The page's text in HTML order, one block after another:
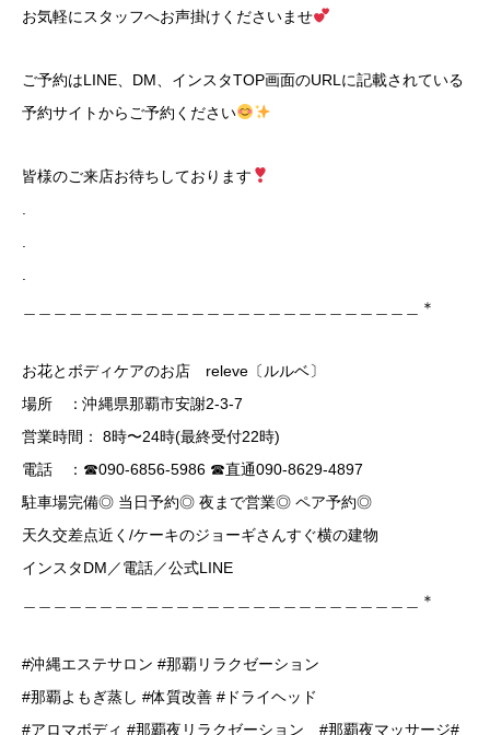
お気軽にスタッフへお声掛けくださいませ
ご予約はLINE、DM、インスタTOP画面のURLに記載されている
予約サイトからご予約ください
皆様のご来店お待ちしております
＿＿＿＿＿＿＿＿＿＿＿＿＿＿＿＿＿＿＿＿＿＿＿＿＿＿＊
お花とボディケアのお店 releve〔ルルベ〕
場所 ：沖縄県那覇市安謝2-3-7
営業時間： 8時〜24時(最終受付22時)
電話 ：☎︎090-6856-5986 ☎︎直通090-8629-4897
駐車場完備◎ 当日予約◎ 夜まで営業◎ ペア予約◎
天久交差点近く/ケーキのジョーギさんすぐ横の建物
インスタDM／電話／公式LINE
＿＿＿＿＿＿＿＿＿＿＿＿＿＿＿＿＿＿＿＿＿＿＿＿＿＿＊
#沖縄エステサロン #那覇リラクゼーション
#那覇よもぎ蒸し #体質改善 #ドライヘッド
#アロマボディ #那覇夜リラクゼーション #那覇夜マッサージ#